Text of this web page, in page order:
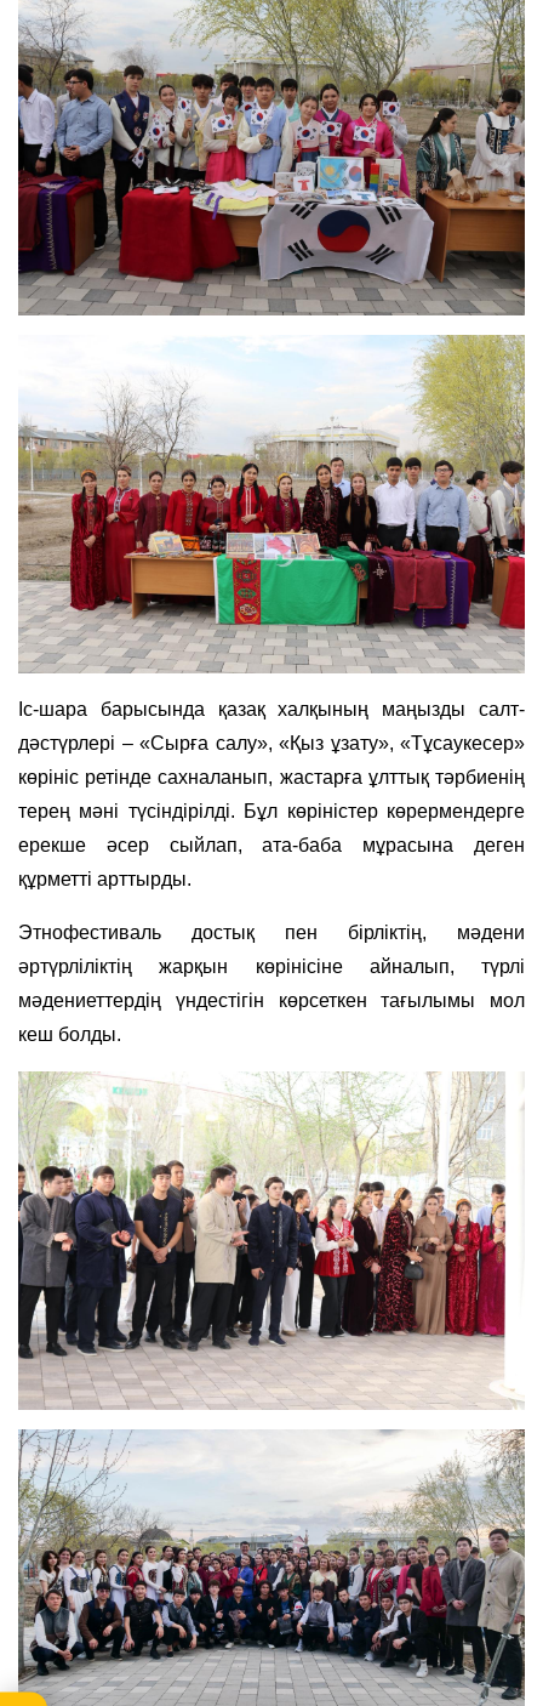
Іс-шара барысында қазақ халқының маңызды салт-
дәстүрлері – «Сырға салу», «Қыз ұзату», «Тұсаукесер»
көрініс ретінде сахналанып, жастарға ұлттық тәрбиенің
терең мәні түсіндірілді. Бұл көріністер көрермендерге
ерекше әсер сыйлап, ата-баба мұрасына деген
құрметті арттырды.
Этнофестиваль достық пен бірліктің, мәдени
әртүрліліктің жарқын көрінісіне айналып, түрлі
мәдениеттердің үндестігін көрсеткен тағылымы мол
кеш болды.